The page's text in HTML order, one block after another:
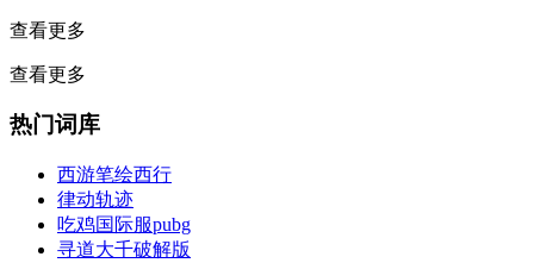
查看更多
查看更多
热门词库
西游笔绘西行
律动轨迹
吃鸡国际服pubg
寻道大千破解版